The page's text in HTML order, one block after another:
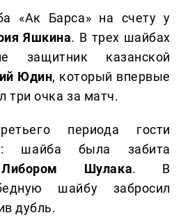
«Ак Барса» на счету у
Яшкина. В трех шайбах
защитник казанской
Юдин, который впервые
три очка за матч.
периода гости
шайба была забита
Либором Шулака. В
шайбу забросил
дубль.